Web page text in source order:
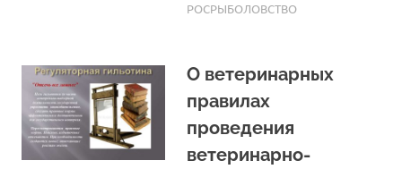
РОСРЫБОЛОВСТВО
О ветеринарных
правилах
проведения
ветеринарно-